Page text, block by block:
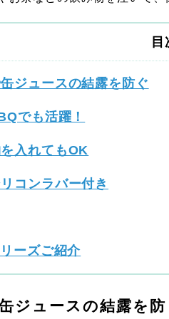
目
ジュースの結露を防ぐ
でも活躍！
入れてもOK
コンラバー付き
ーズご紹介
ジュースの結露を